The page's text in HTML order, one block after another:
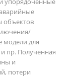
объектов
модели для
пр. Полученная
и
потери